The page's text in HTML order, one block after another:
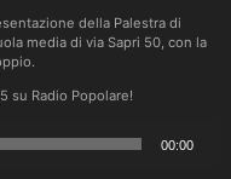
della Palestra di
media di via Sapri 50, con la
su Radio Popolare!
00:00